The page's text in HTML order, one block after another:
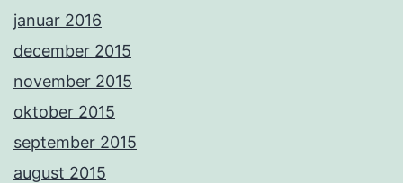
januar 2016
december 2015
november 2015
oktober 2015
september 2015
august 2015